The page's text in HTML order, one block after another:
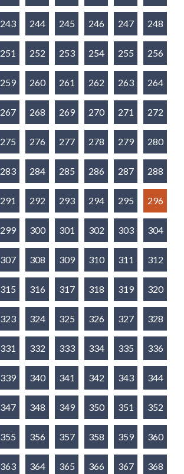
243 244 245 246 247 248
251 252 253 254 255 256
259 260 261 262 263 264
267 268 269 270 271 272
275 276 277 278 279 280
283 284 285 286 287 288
291 292 293 294 295 296
299 300 301 302 303 304
307 308 309 310 311 312
315 316 317 318 319 320
323 324 325 326 327 328
331 332 333 334 335 336
339 340 341 342 343 344
347 348 349 350 351 352
355 356 357 358 359 360
363 364 365 366 367 368